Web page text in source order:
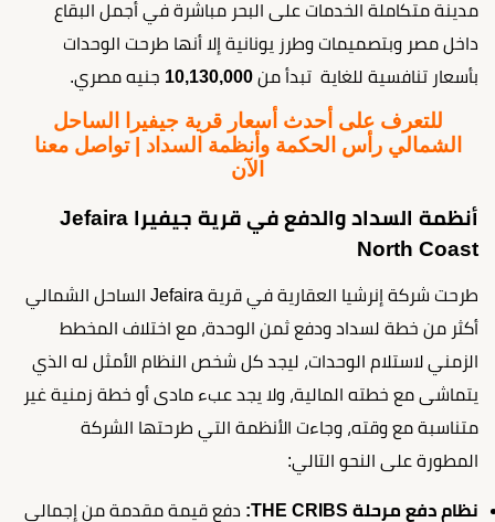
مدينة متكاملة الخدمات على البحر مباشرة في أجمل البقاع
داخل مصر وبتصميمات وطرز يونانية إلا أنها طرحت الوحدات
بأسعار تنافسية للغاية تبدأ من 10,130,000 جنيه مصري.
للتعرف على أحدث أسعار قرية جيفيرا الساحل
الشمالي رأس الحكمة وأنظمة السداد | تواصل معنا
الآن
أنظمة السداد والدفع في قرية جيفيرا Jefaira
North Coast
طرحت شركة إنرشيا العقارية في قرية Jefaira الساحل الشمالي
أكثر من خطة لسداد ودفع ثمن الوحدة، مع اختلاف المخطط
الزمني لاستلام الوحدات، ليجد كل شخص النظام الأمثل له الذي
يتماشى مع خطته المالية، ولا يجد عبء مادى أو خطة زمنية غير
متناسبة مع وقته، وجاءت الأنظمة التي طرحتها الشركة
المطورة على النحو التالي:
نظام دفع مرحلة THE CRIBS:
دفع قيمة مقدمة من إجمالي